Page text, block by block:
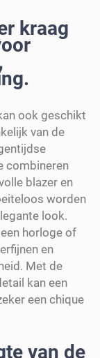
kraag
ook geschikt
van de
combineren
blazer en
worden
look.
horloge of
en
Met de
kan een
een chique
van de